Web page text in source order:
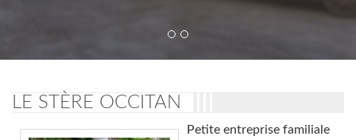
LE STÈRE OCCITAN
Petite entreprise familiale